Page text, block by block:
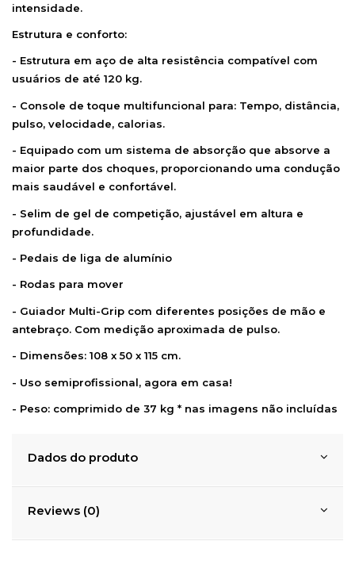
intensidade.
Estrutura e conforto:
- Estrutura em aço de alta resistência compatível com
usuários de até 120 kg.
- Console de toque multifuncional para: Tempo, distância,
pulso, velocidade, calorias.
- Equipado com um sistema de absorção que absorve a
maior parte dos choques, proporcionando uma condução
mais saudável e confortável.
- Selim de gel de competição, ajustável em altura e
profundidade.
- Pedais de liga de alumínio
- Rodas para mover
- Guiador Multi-Grip com diferentes posições de mão e
antebraço. Com medição aproximada de pulso.
- Dimensões: 108 x 50 x 115 cm.
- Uso semiprofissional, agora em casa!
- Peso: comprimido de 37 kg * nas imagens não incluídas
Dados do produto
Reviews (0)